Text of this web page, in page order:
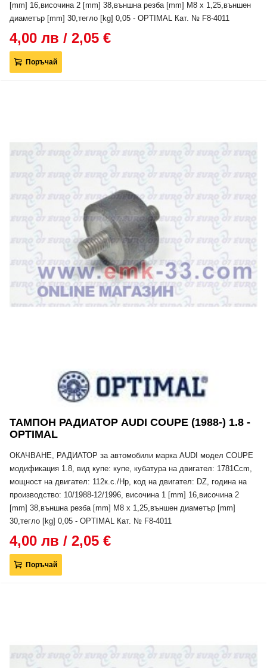
[mm] 16,височина 2 [mm] 38,външна резба [mm] M8 x 1,25,външен
диаметър [mm] 30,тегло [kg] 0,05 - OPTIMAL Кат. № F8-4011
4,00 лв / 2,05 €
Поръчай
ТАМПОН РАДИАТОР AUDI COUPE (1988-) 1.8 -
OPTIMAL
ОКАЧВАНЕ, РАДИАТОР за автомобили марка AUDI модел COUPE
модификация 1.8, вид купе: купе, кубатура на двигател: 1781Ccm,
мощност на двигател: 112к.с./Hp, код на двигател: DZ, година на
производство: 10/1988-12/1996, височина 1 [mm] 16,височина 2
[mm] 38,външна резба [mm] M8 x 1,25,външен диаметър [mm]
30,тегло [kg] 0,05 - OPTIMAL Кат. № F8-4011
4,00 лв / 2,05 €
Поръчай